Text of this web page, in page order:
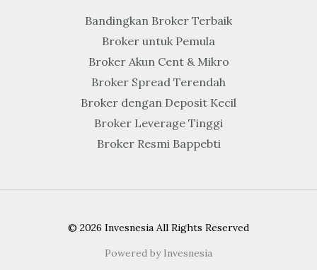
Bandingkan Broker Terbaik
Broker untuk Pemula
Broker Akun Cent & Mikro
Broker Spread Terendah
Broker dengan Deposit Kecil
Broker Leverage Tinggi
Broker Resmi Bappebti
© 2026 Invesnesia All Rights Reserved
Powered by Invesnesia